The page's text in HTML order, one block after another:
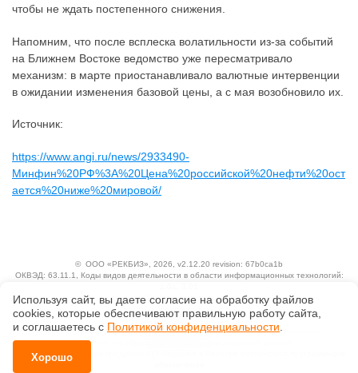
чтобы не ждать постепенного снижения.
Напомним, что после всплеска волатильности из-за событий
на Ближнем Востоке ведомство уже пересматривало
механизм: в марте приостанавливало валютные интервенции
в ожидании изменения базовой цены, а с мая возобновило их.
Источник:
https://www.angi.ru/news/2933490-
Минфин%20РФ%3A%20Цена%20российской%20нефти%20ост
ается%20ниже%20мировой/
© ООО «РЕКБИЗ» , 2026, v2.12.20 revision: 67b0ca1b
ОКВЭД: 63.11.1, Коды видов деятельности в области информационных технологий:
Ценовая политика
Исключительные авторские и смежные права принадлежат АО «Кодекс».
Положение по обработке и защите персональных данных
Справка о регистрации продуктов АО «Кодекс» в Реестре российского программного
Используя сайт, вы даете согласие на обработку файлов
сооkiеs, которые обеспечивают правильную работу сайта,
и соглашаетесь с Политикой конфиденциальности.
Хорошо